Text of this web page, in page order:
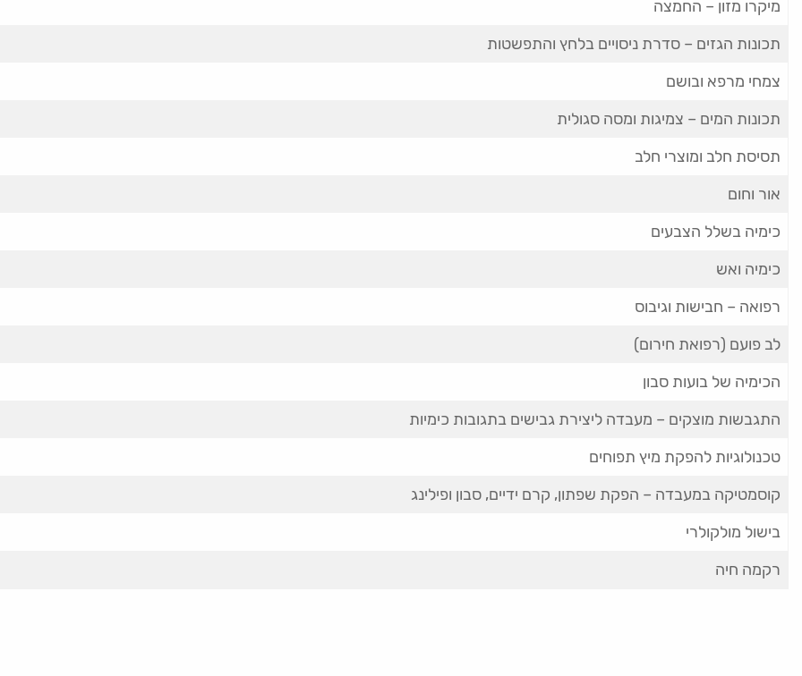
מיקרו מזון – החמצה
תכונות הגזים – סדרת ניסויים בלחץ והתפשטות
צמחי מרפא ובושם
תכונות המים – צמיגות ומסה סגולית
תסיסת חלב ומוצרי חלב
אור וחום
כימיה בשלל הצבעים
כימיה ואש
רפואה – חבישות וגיבוס
לב פועם (רפואת חירום)
הכימיה של בועות סבון
התגבשות מוצקים – מעבדה ליצירת גבישים בתגובות כימיות
טכנולוגיות להפקת מיץ תפוחים
קוסמטיקה במעבדה – הפקת שפתון, קרם ידיים, סבון ופילינג
בישול מולקולרי
רקמה חיה